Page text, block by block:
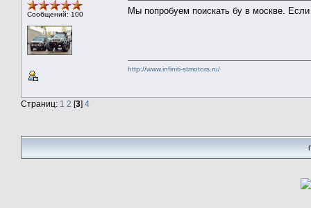
Сообщений: 100 Мы попробуем поискать бу в москве.
http://www.infiniti-stmotors.ru/
Страниц: 1 2 [3] 4